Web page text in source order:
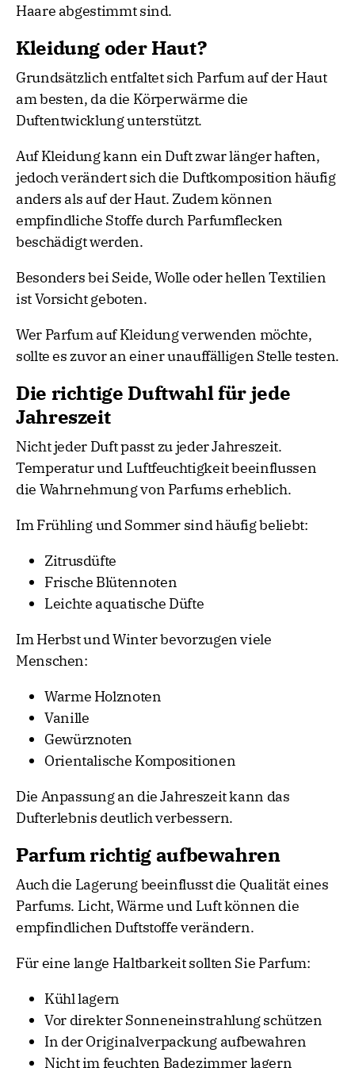
Haare abgestimmt sind.
Kleidung oder Haut?
Grundsätzlich entfaltet sich Parfum auf der Haut
am besten, da die Körperwärme die
Duftentwicklung unterstützt.
Auf Kleidung kann ein Duft zwar länger haften,
jedoch verändert sich die Duftkomposition häufig
anders als auf der Haut. Zudem können
empfindliche Stoffe durch Parfumflecken
beschädigt werden.
Besonders bei Seide, Wolle oder hellen Textilien
ist Vorsicht geboten.
Wer Parfum auf Kleidung verwenden möchte,
sollte es zuvor an einer unauffälligen Stelle testen.
Die richtige Duftwahl für jede
Jahreszeit
Nicht jeder Duft passt zu jeder Jahreszeit.
Temperatur und Luftfeuchtigkeit beeinflussen
die Wahrnehmung von Parfums erheblich.
Im Frühling und Sommer sind häufig beliebt:
Zitrusdüfte
Frische Blütennoten
Leichte aquatische Düfte
Im Herbst und Winter bevorzugen viele
Menschen:
Warme Holznoten
Vanille
Gewürznoten
Orientalische Kompositionen
Die Anpassung an die Jahreszeit kann das
Dufterlebnis deutlich verbessern.
Parfum richtig aufbewahren
Auch die Lagerung beeinflusst die Qualität eines
Parfums. Licht, Wärme und Luft können die
empfindlichen Duftstoffe verändern.
Für eine lange Haltbarkeit sollten Sie Parfum:
Kühl lagern
Vor direkter Sonneneinstrahlung schützen
In der Originalverpackung aufbewahren
Nicht im feuchten Badezimmer lagern